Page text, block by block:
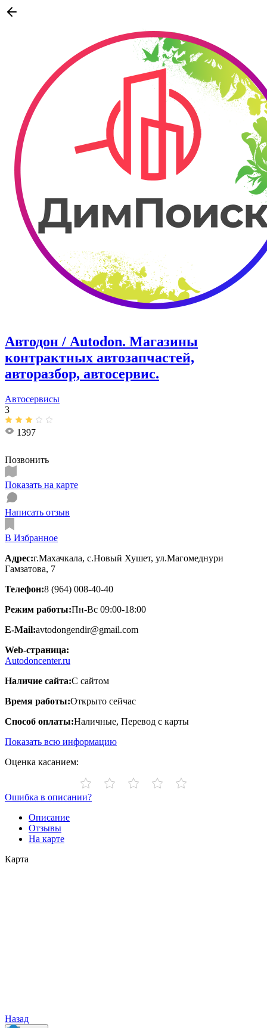
Автодон / Autodon. Магазины
контрактных автозапчастей,
авторазбор, автосервис.
Автосервисы
3
1397
Позвонить
Показать на карте
Написать отзыв
В Избранное
Адрес:г.Махачкала, с.Новый Хушет, ул.Магомеднури
Гамзатова, 7
Телефон:8 (964) 008-40-40
Режим работы:Пн-Вс 09:00-18:00
E-Mail:avtodongendir@gmail.com
Web-страница:
Autodoncenter.ru
Наличие сайта:С сайтом
Время работы:Открыто сейчас
Способ оплаты:Наличные, Перевод с карты
Показать всю информацию
Оценка касанием:
Ошибка в описании?
Описание
Отзывы
На карте
Карта
Назад